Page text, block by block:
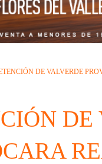
DE VALVERDE
DE